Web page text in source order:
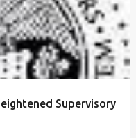
Supervisory